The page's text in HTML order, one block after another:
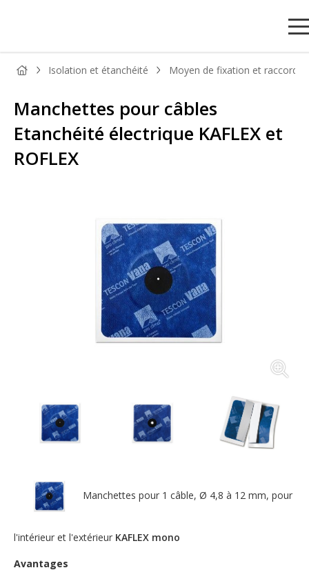
DÉCORATIF
ET SOL
STRATIFIÉ
BOIS DE
MENUISERIE
Isolation et étanchéité Moyen de fixation et raccords
Manchettes pour câbles
Etanchéité électrique KAFLEX et
ROFLEX
Manchettes pour 1 câble, Ø 4,8 à 12 mm, pour
l'intérieur et l'extérieur KAFLEX mono
Avantages